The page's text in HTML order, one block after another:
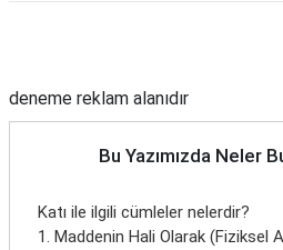
deneme reklam alanıdır
Bu Yazımızda Neler
Katı ile ilgili cümleler nelerdir?
1. Maddenin Hali Olarak (Fiziksel